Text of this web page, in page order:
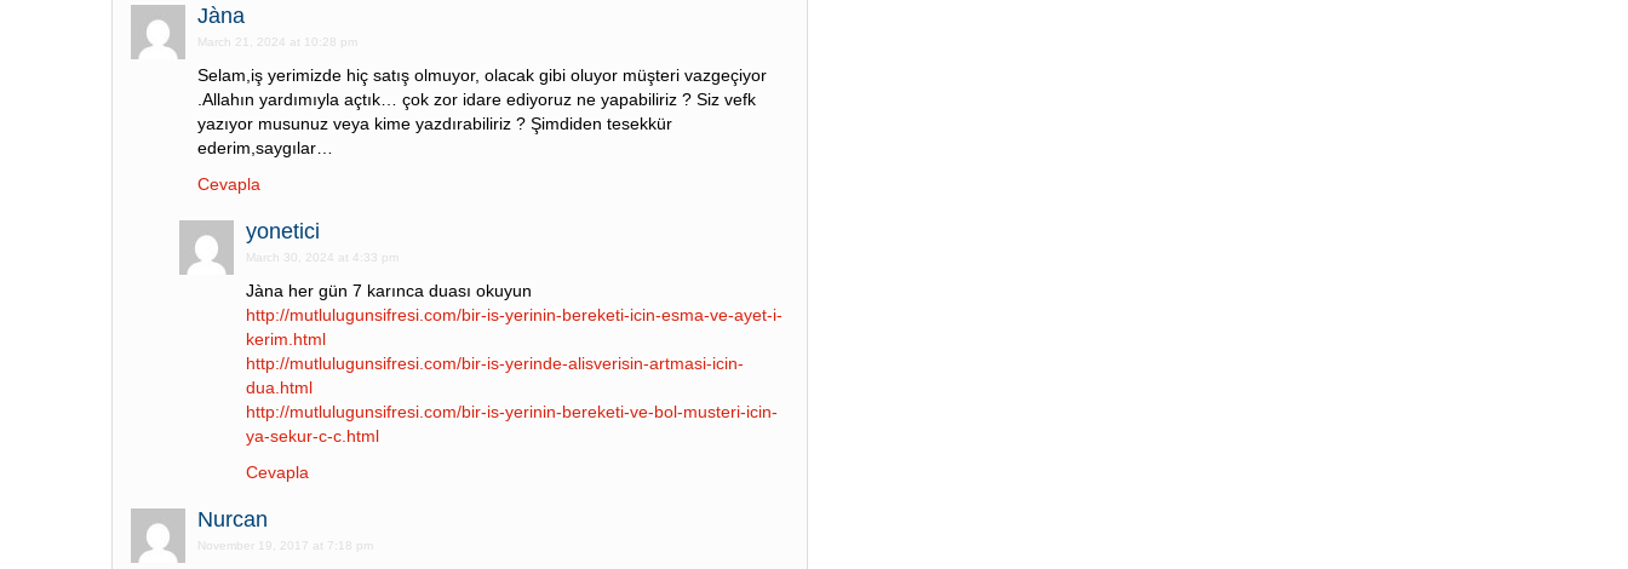
Jàna
March 21, 2024 at 10:28 pm
Selam,iş yerimizde hiç satış olmuyor, olacak gibi oluyor müşteri vazgeçiyor
.Allahın yardımıyla açtık… çok zor idare ediyoruz ne yapabiliriz ? Siz vefk
yazıyor musunuz veya kime yazdırabiliriz ? Şimdiden tesekkür
ederim,saygılar…
Cevapla
yonetici
March 30, 2024 at 4:33 pm
Jàna her gün 7 karınca duası okuyun
http://mutlulugunsifresi.com/bir-is-yerinin-bereketi-icin-esma-ve-ayet-i-
kerim.html
http://mutlulugunsifresi.com/bir-is-yerinde-alisverisin-artmasi-icin-
dua.html
http://mutlulugunsifresi.com/bir-is-yerinin-bereketi-ve-bol-musteri-icin-
ya-sekur-c-c.html
Cevapla
Nurcan
November 19, 2017 at 7:18 pm